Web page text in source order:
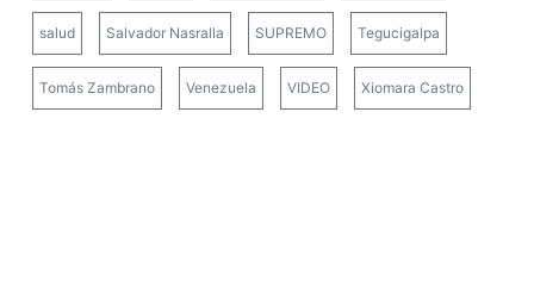
salud Salvador Nasralla SUPREMO Tegucigalpa
Tomás Zambrano Venezuela VIDEO Xiomara Castro